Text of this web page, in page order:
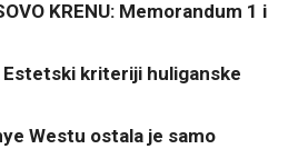
KRENU: Memorandum 1 i
Estetski kriteriji huliganske
Westu ostala je samo